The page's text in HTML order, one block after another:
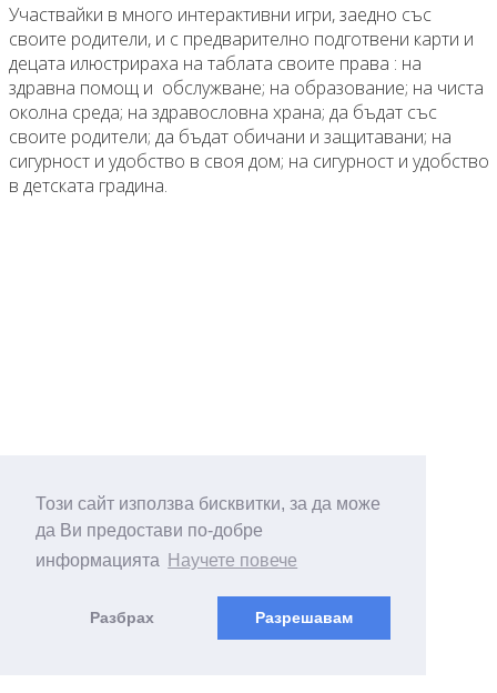
Този сайт използва бисквитки, за да може
да Ви предостави по-добре
информацията
Научете повече
Разбрах Разрешавам
Участвайки в много интерактивни игри, заедно със
своите родители, и с предварително подготвени карти и
децата илюстрираха на таблата своите права : на
здравна помощ и обслужване; на образование; на чиста
околна среда; на здравословна храна; да бъдат със
своите родители; да бъдат обичани и защитавани; на
сигурност и удобство в своя дом; на сигурност и удобство
в детската градина.